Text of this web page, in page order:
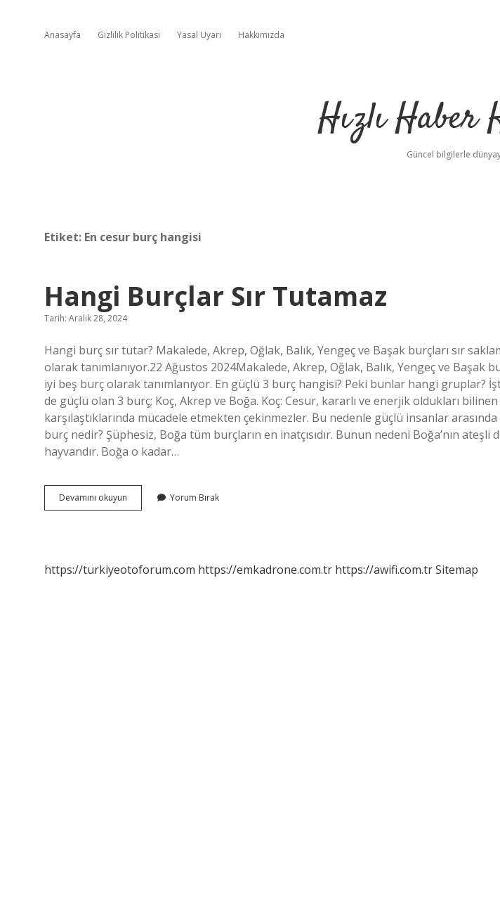
Anasayfa Gizlilik Politikası Yasal Uyarı Hakkımızda
Hızlı Haber
Güncel bilgilerle
Etiket: En cesur burç hangisi
Hangi Burçlar Sır Tutamaz
Tarih: Aralık 28, 2024
Hangi burç sır tutar? Makalede, Akrep, Oğlak, Balık, Yengeç ve Başak burçları sır
olarak tanımlanıyor.22 Ağustos 2024Makalede, Akrep, Oğlak, Balık, Yengeç ve Başak
iyi beş burç olarak tanımlanıyor. En güçlü 3 burç hangisi? Peki bunlar hangi gruplar?
de güçlü olan 3 burç; Koç, Akrep ve Boğa. Koç: Cesur, kararlı ve enerjik oldukları
karşılaştıklarında mücadele etmekten çekinmezler. Bu nedenle güçlü insanlar
burç nedir? Şüphesiz, Boğa tüm burçların en inatçısıdır. Bunun nedeni Boğa’nın ateşli
hayvandır. Boğa o kadar…
Devamını okuyun
Burçlar
Yorum Bırak
https://turkiyeotoforum.com https://emkadrone.com.tr https://awifi.com.trSitemap